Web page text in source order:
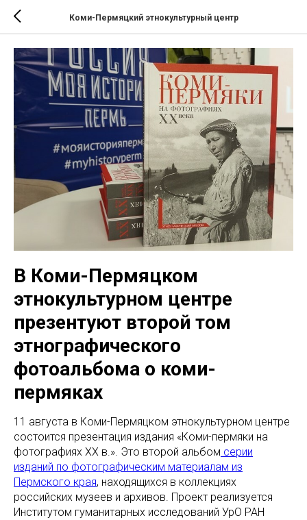
Коми-Пермяцкий этнокультурный центр
В Коми-Пермяцком
этнокультурном центре
презентуют второй том
этнографического
фотоальбома о коми-
пермяках
11 августа в Коми-Пермяцком этнокультурном центре
состоится презентация издания «Коми-пермяки на
фотографиях ХХ в.». Это второй альбом серии
изданий по фотографическим материалам из
Пермского края, находящихся в коллекциях
российских музеев и архивов. Проект реализуется
Институтом гуманитарных исследований УрО РАН